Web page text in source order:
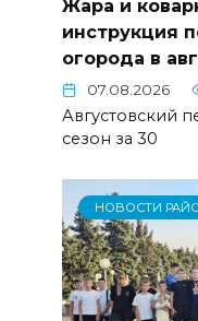
Жара и
инструкция
огорода в
07.08.2026
Августовский
сезон за 30
НОВОСТИ